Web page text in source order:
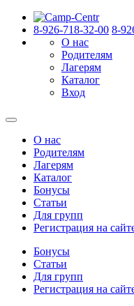
8-926-718-32-00 8-
О нас
Родителям
Лагерям
Каталог
Вход
О нас
Родителям
Лагерям
Каталог
Бонусы
Статьи
Для групп
Регистрация на
Бонусы
Статьи
Для групп
Регистрация на